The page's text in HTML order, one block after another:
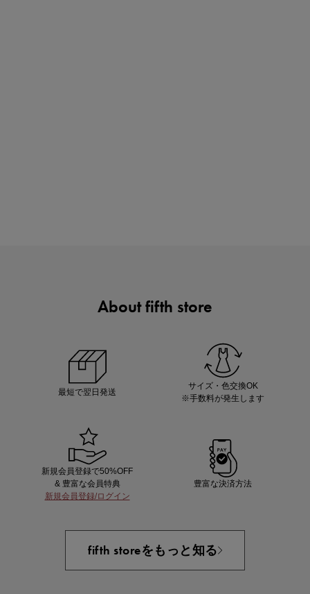
即戦力アイテム続々対象
About fifth store
最短で翌日発送
サイズ・色交換OK
※手数料が発生します
新規会員登録で50%OFF
& 豊富な会員特典
新規会員登録/ログイン
豊富な決済方法
fifth storeをもっと知る